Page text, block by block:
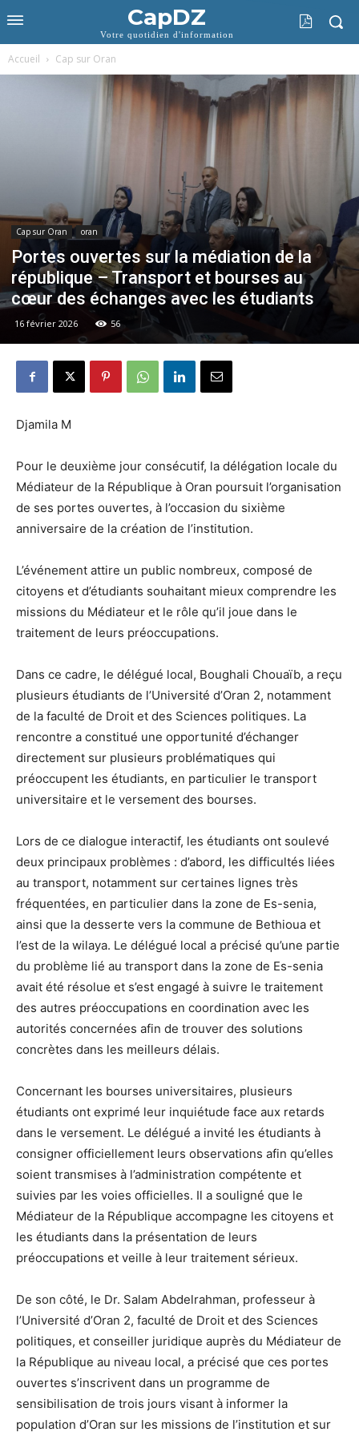
CapDZ
Votre quotidien d'information
Accueil Cap sur Oran
Cap sur Oran oran
Portes ouvertes sur la médiation de la
république – Transport et bourses au
cœur des échanges avec les étudiants
16 février 2026 56
Djamila M
Pour le deuxième jour consécutif, la délégation locale du
Médiateur de la République à Oran poursuit l’organisation
de ses portes ouvertes, à l’occasion du sixième
anniversaire de la création de l’institution.
L’événement attire un public nombreux, composé de
citoyens et d’étudiants souhaitant mieux comprendre les
missions du Médiateur et le rôle qu’il joue dans le
traitement de leurs préoccupations.
Dans ce cadre, le délégué local, Boughali Chouaïb, a reçu
plusieurs étudiants de l’Université d’Oran 2, notamment
de la faculté de Droit et des Sciences politiques. La
rencontre a constitué une opportunité d’échanger
directement sur plusieurs problématiques qui
préoccupent les étudiants, en particulier le transport
universitaire et le versement des bourses.
Lors de ce dialogue interactif, les étudiants ont soulevé
deux principaux problèmes : d’abord, les difficultés liées
au transport, notamment sur certaines lignes très
fréquentées, en particulier dans la zone de Es-senia,
ainsi que la desserte vers la commune de Bethioua et
l’est de la wilaya. Le délégué local a précisé qu’une partie
du problème lié au transport dans la zone de Es-senia
avait été résolue et s’est engagé à suivre le traitement
des autres préoccupations en coordination avec les
autorités concernées afin de trouver des solutions
concrètes dans les meilleurs délais.
Concernant les bourses universitaires, plusieurs
étudiants ont exprimé leur inquiétude face aux retards
dans le versement. Le délégué a invité les étudiants à
consigner officiellement leurs observations afin qu’elles
soient transmises à l’administration compétente et
suivies par les voies officielles. Il a souligné que le
Médiateur de la République accompagne les citoyens et
les étudiants dans la présentation de leurs
préoccupations et veille à leur traitement sérieux.
De son côté, le Dr. Salam Abdelrahman, professeur à
l’Université d’Oran 2, faculté de Droit et des Sciences
politiques, et conseiller juridique auprès du Médiateur de
la République au niveau local, a précisé que ces portes
ouvertes s’inscrivent dans un programme de
sensibilisation de trois jours visant à informer la
population d’Oran sur les missions de l’institution et sur